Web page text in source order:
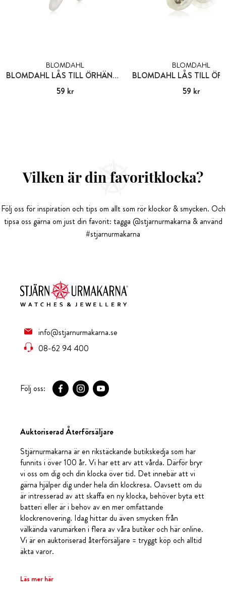
BLOMDAHL
BLOMDAHL LÅS TILL ÖRHÄNGEN PLAST
Pris: 59 kr
59 kr
BLOMDAHL
Pris: 59 kr
59 kr
Vilken är din favoritklocka?
Följ oss för inspiration och tips om allt som rör klockor & smycken. Och
tipsa oss gärna om just din favorit: tagga @stjarnurmakarna & använd
#stjarnurmakarna
info@stjarnurmakarna.se
08-62 94 400
Följ oss:
Auktoriserad Återförsäljare
Stjärnurmakarna är en rikstäckande butikskedja som har
funnits i över 100 år. Vi har ett arv att vårda. Därför bryr
vi oss om dig och din klocka över tid. Det innebär att vi
gärna hjälper dig under hela din klockresa. Oavsett om du
är intresserad av att skaffa en ny klocka, behöver byta ett
batteri eller är i behov av en mer omfattande
klockrenovering. Idag hittar du även smycken från
välkända varumärken i flera av våra butiker och här online.
Vi är en auktoriserad återförsäljare = tryggt köp och alltid
äkta varor.
Läs mer här